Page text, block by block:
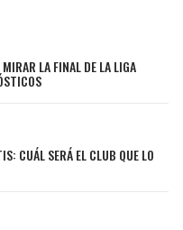
LA FINAL DE LA LIGA
CUÁL SERÁ EL CLUB QUE LO